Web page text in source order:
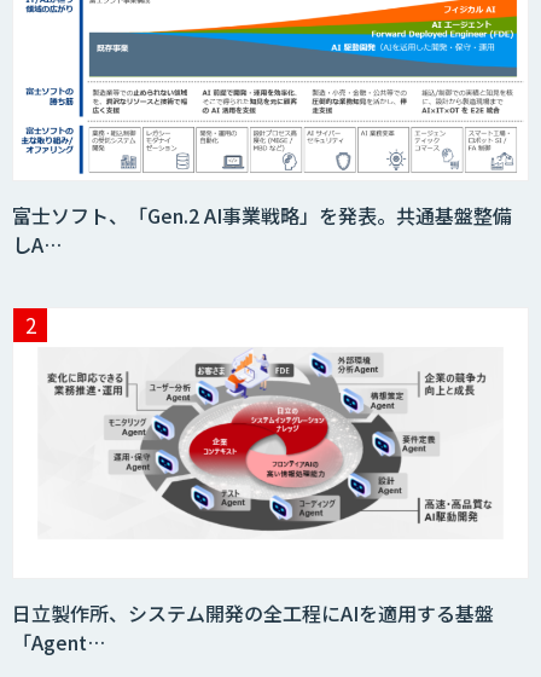
Zoom Phone
スクレイプPro
AIガイドライン策定コンサルティング
富士ソフト、「Gen.2 AI事業戦略」を発表。共通基盤整備
しA…
日立製作所、システム開発の全工程にAIを適用する基盤
「Agent…